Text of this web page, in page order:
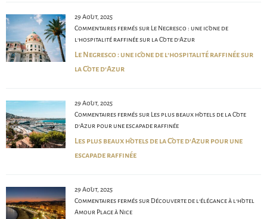
29 Août, 2025
Commentaires ferméssur Le Negresco : une icône de
l’hospitalité raffinée sur la Côte d’Azur
Le Negresco : une icône de l’hospitalité raffinée sur
la Côte d’Azur
29 Août, 2025
Commentaires ferméssur Les plus beaux hôtels de la Côte
d’Azur pour une escapade raffinée
Les plus beaux hôtels de la Côte d’Azur pour une
escapade raffinée
29 Août, 2025
Commentaires ferméssur Découverte de l’élégance à l’hôtel
Amour Plage à Nice